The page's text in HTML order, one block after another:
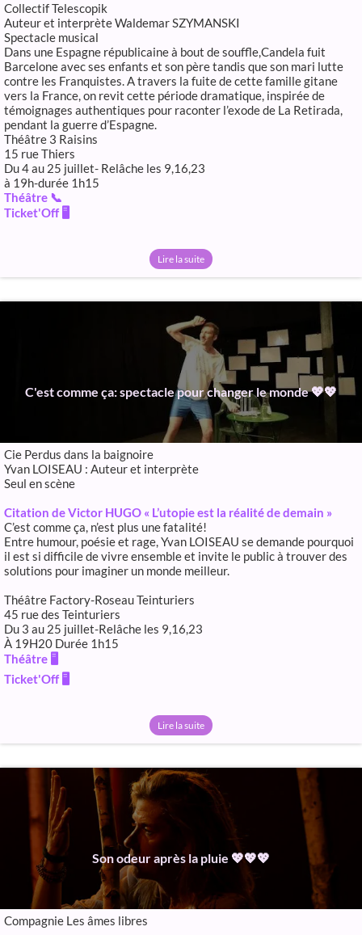
Collectif Telescopik
Auteur et interprète Waldemar SZYMANSKI
Spectacle musical
Dans une Espagne républicaine à bout de souffle,Candela fuit
Barcelone avec ses enfants et son père tandis que son mari lutte
contre les Franquistes. A travers la fuite de cette famille gitane
vers la France, on revit cette période dramatique, inspirée de
témoignages authentiques pour raconter l’exode de La Retirada,
pendant la guerre d’Espagne.
Théâtre 3 Raisins
15 rue Thiers
Du 4 au 25 juillet- Relâche les 9,16,23
à 19h-durée 1h15
Théâtre 📞
Ticket'Off 🖥️
Lire la suite
C'est comme ça: spectacle pour changer le monde 💖💖
Cie Perdus dans la baignoire
Yvan LOISEAU : Auteur et interprète
Seul en scène
Citation de Victor HUGO « L’utopie est la réalité de demain »
C’est comme ça, n’est plus une fatalité!
Entre humour, poésie et rage, Yvan LOISEAU se demande pourquoi
il est si difficile de vivre ensemble et invite le public à trouver des
solutions pour imaginer un monde meilleur.
Théâtre Factory-Roseau Teinturiers
45 rue des Teinturiers
Du 3 au 25 juillet-Relâche les 9,16,23
À 19H20 Durée 1h15
Théâtre 🖥️
Ticket'Off 🖥️
Lire la suite
Son odeur après la pluie 💖💖💖
Compagnie Les âmes libres